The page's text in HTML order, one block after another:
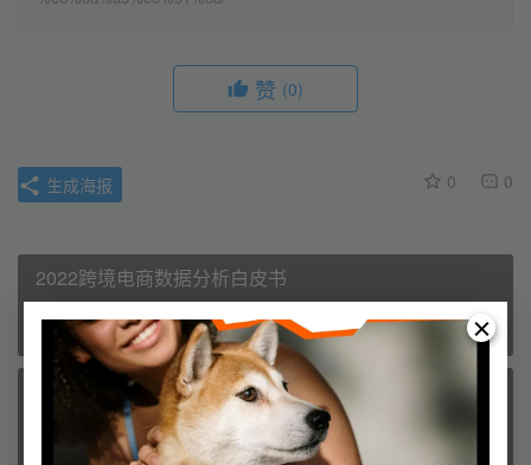
赞 (0)
0 0
生成海报
2022跨境电商数据分析白皮书
上一篇 March 27, 2024 4:12 pm
2022美国电商市场报告
下一篇
March 27, 2024 4:20 pm